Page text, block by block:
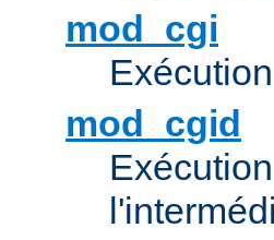
mod_cgi
mod_cgid